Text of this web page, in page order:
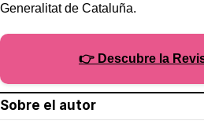
Generalitat de Cataluña.
👉 Descubre la
Sobre el autor